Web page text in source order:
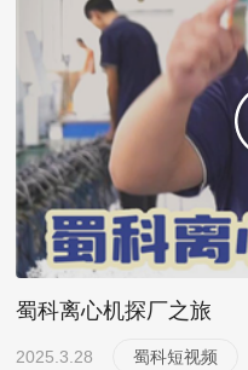
蜀科离心机探厂之旅
2025.3.28 蜀科短视频